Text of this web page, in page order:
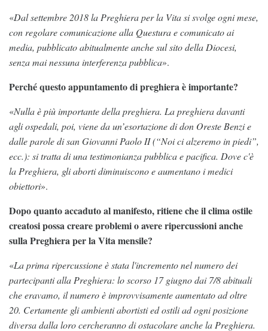
«Dal settembre 2018 la Preghiera per la Vita si svolge ogni mese,
con regolare comunicazione alla Questura e comunicato ai
media, pubblicato abitualmente anche sul sito della Diocesi,
senza mai nessuna interferenza pubblica».
Perché questo appuntamento di preghiera è importante?
«Nulla è più importante della preghiera. La preghiera davanti
agli ospedali, poi, viene da un’esortazione di don Oreste Benzi e
dalle parole di san Giovanni Paolo II (“Noi ci alzeremo in piedi”,
ecc.): si tratta di una testimonianza pubblica e pacifica. Dove c'è
la Preghiera, gli aborti diminuiscono e aumentano i medici
obiettori».
Dopo quanto accaduto al manifesto, ritiene che il clima ostile
creatosi possa creare problemi o avere ripercussioni anche
sulla Preghiera per la Vita mensile?
«La prima ripercussione è stata l'incremento nel numero dei
partecipanti alla Preghiera: lo scorso 17 giugno dai 7/8 abituali
che eravamo, il numero è improvvisamente aumentato ad oltre
20. Certamente gli ambienti abortisti ed ostili ad ogni posizione
diversa dalla loro cercheranno di ostacolare anche la Preghiera.